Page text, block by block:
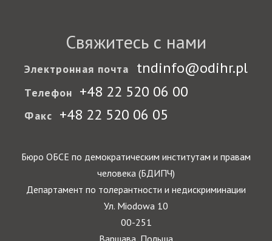
Свяжитесь с нами
Электронная почта tndinfo@odihr.pl
Телефон +48 22 520 06 00
Факс +48 22 520 06 05
Бюро ОБСЕ по демократическим институтам и правам
человека (БДИПЧ)
Департамент по толерантности и недискриминации
Ул. Miodowa 10
00-251
Варшава, Польша